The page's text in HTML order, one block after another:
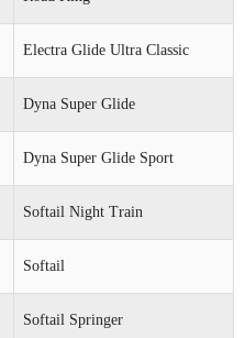
Electra Glide Ultra Classic
Dyna Super Glide
Dyna Super Glide Sport
Softail Night Train
Softail
Softail Springer